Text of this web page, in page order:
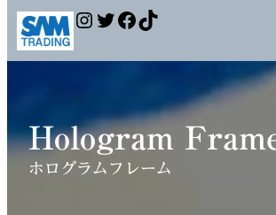
Instagram
Twitter
Facebook
TikTok
Hologram
ホログラムフレーム